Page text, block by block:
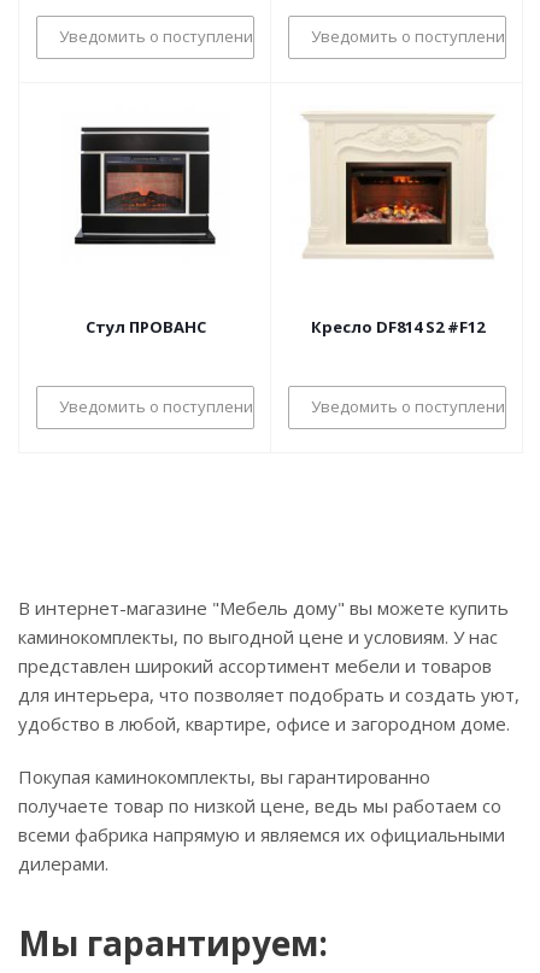
Уведомить о поступлении Уведомить о поступлении
Стул ПРОВАНС
Уведомить о поступлении
Кресло DF814 S2 #F12
Уведомить о поступлении
В интернет-магазине "Мебель дому" вы можете купить
каминокомплекты, по выгодной цене и условиям. У нас
представлен широкий ассортимент мебели и товаров
для интерьера, что позволяет подобрать и создать уют,
удобство в любой, квартире, офисе и загородном доме.
Покупая каминокомплекты, вы гарантированно
получаете товар по низкой цене, ведь мы работаем со
всеми фабрика напрямую и являемся их официальными
дилерами.
Мы гарантируем: